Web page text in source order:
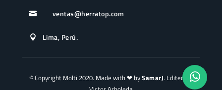
 ventas@herratop.com
 Lima, Perú.
© Copyright Molti 2020. Made with ❤ bySamarJ. Edited by